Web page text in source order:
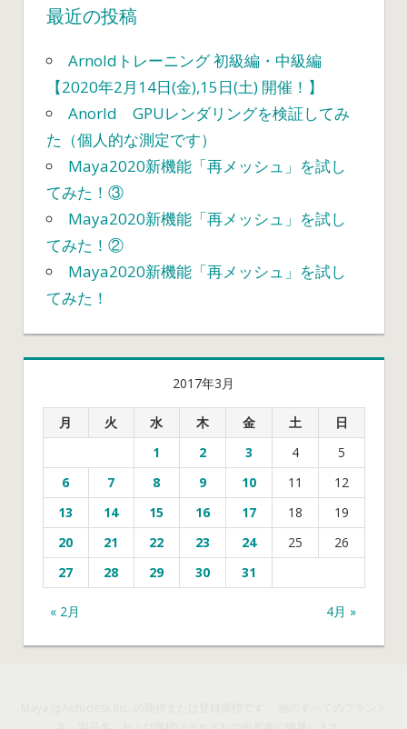
最近の投稿
Arnoldトレーニング 初級編・中級編
【2020年2月14日(金),15日(土) 開催！】
Anorld GPUレンダリングを検証してみ
た（個人的な測定です）
Maya2020新機能「再メッシュ」を試し
てみた！③
Maya2020新機能「再メッシュ」を試し
てみた！②
Maya2020新機能「再メッシュ」を試し
てみた！
2017年3月
月 火 水 木 金 土 日
« 2月 4月 »
1 2 3 4
5
6
7 8 9 10 11
12
13
14 15 16 17 18
19
20
21 22 23 24 25
26
27
28 29 30 31